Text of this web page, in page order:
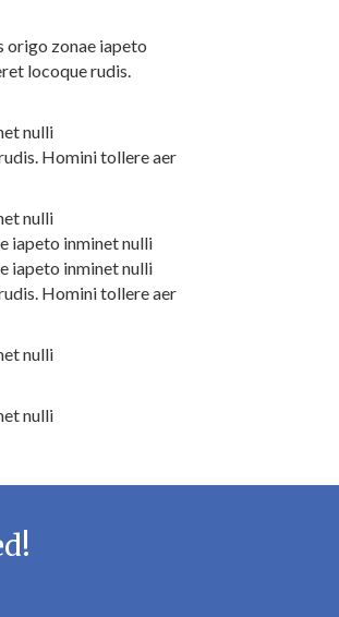
origo zonae iapeto
locoque rudis.
nulli
Homini tollere aer
nulli
iapeto inminet nulli
iapeto inminet nulli
Homini tollere aer
nulli
nulli